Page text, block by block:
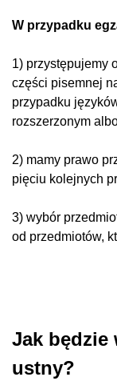
W przypadku
1) przystępujemy
części pisemnej
przypadku
rozszerzonym
2) mamy prawo
pięciu kolejnych
3) wybór
od przedmiotów,
Jak będzie
ustny?